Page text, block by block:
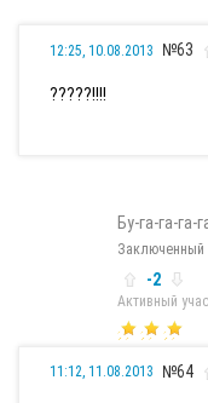
12:25, 10.08.2013 №63
?????!!!!
Бу-га-га-га-
Заключенный
-2
Активный
11:12, 11.08.2013 №64